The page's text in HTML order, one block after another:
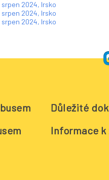
2024, Irsko
2024, Irsko
2024, Irsko
Důležité
Informace